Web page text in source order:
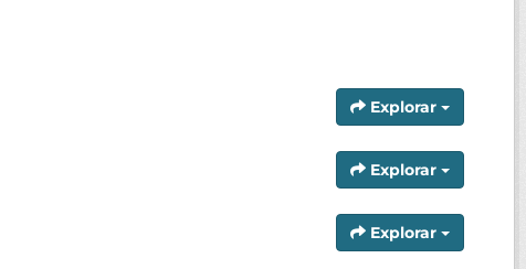
Explorar
Explorar
Explorar